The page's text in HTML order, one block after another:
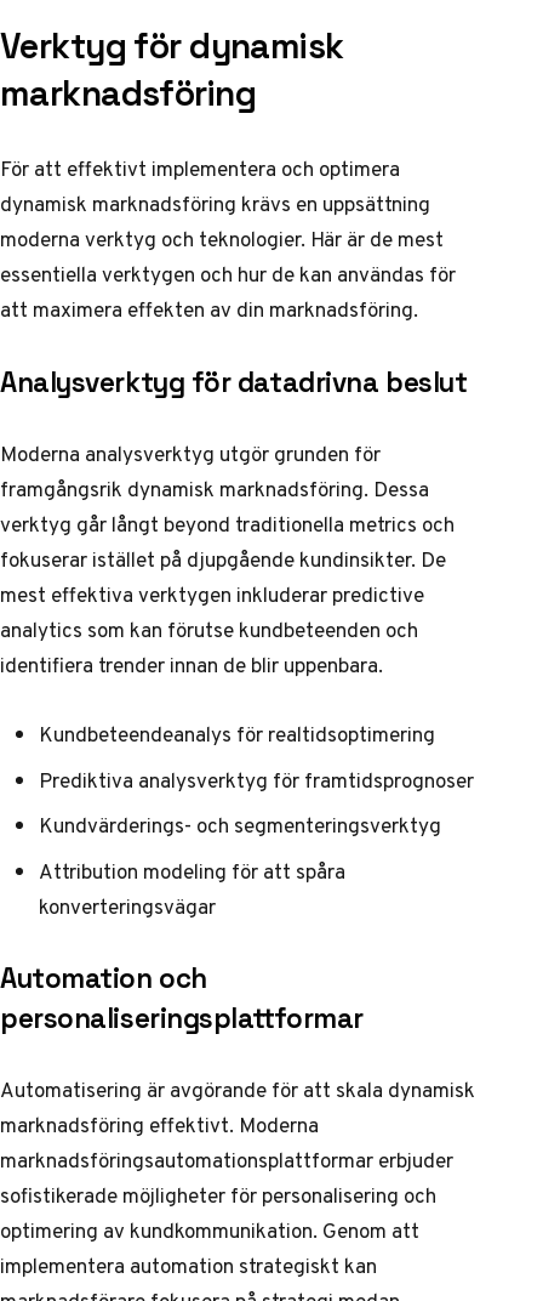
Verktyg för dynamisk
marknadsföring
För att effektivt implementera och optimera
dynamisk marknadsföring krävs en uppsättning
moderna verktyg och teknologier. Här är de mest
essentiella verktygen och hur de kan användas för
att maximera effekten av din marknadsföring.
Analysverktyg för datadrivna beslut
Moderna analysverktyg utgör grunden för
framgångsrik dynamisk marknadsföring. Dessa
verktyg går långt beyond traditionella metrics och
fokuserar istället på djupgående kundinsikter. De
mest effektiva verktygen inkluderar predictive
analytics som kan förutse kundbeteenden och
identifiera trender innan de blir uppenbara.
Kundbeteendeanalys för realtidsoptimering
Prediktiva analysverktyg för framtidsprognoser
Kundvärderings- och segmenteringsverktyg
Attribution modeling för att spåra
konverteringsvägar
Automation och
personaliseringsplattformar
Automatisering är avgörande för att skala dynamisk
marknadsföring effektivt. Moderna
marknadsföringsautomationsplattformar erbjuder
sofistikerade möjligheter för personalisering och
optimering av kundkommunikation. Genom att
implementera automation strategiskt kan